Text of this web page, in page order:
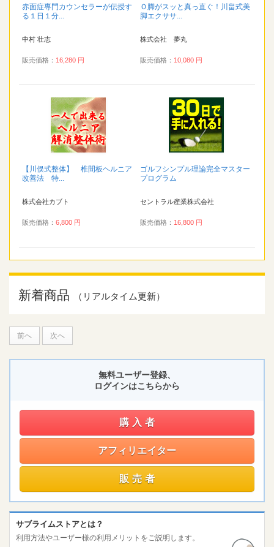
赤面症専門カウンセラーが伝授す
る１日１分...
中村 壮志
販売価格： 16,280 円
Ｏ脚がスッと真っ直ぐ！川畠式美
脚エクササ...
株式会社 夢丸
販売価格： 10,080 円
【川俣式整体】 椎間板ヘルニア
改善法 特...
株式会社カブト
販売価格： 6,800 円
ゴルフシンプル理論完全マスター
プログラム
セントラル産業株式会社
販売価格： 16,800 円
新着商品 （リアルタイム更新）
前へ 次へ
無料ユーザー登録、
ログインはこちらから
購入者
アフィリエイター
販売者
サブライムストアとは？
利用方法やユーザー様の利用メリットをご説明します。